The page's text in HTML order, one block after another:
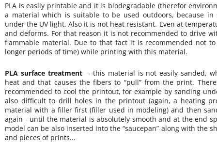
PLA is easily printable and it is biodegradable (therefor
a material which is suitable to be used outdoors, because
under the UV light. Also it is not heat resistant. Even at
and deforms. For that reason it is not recommended to drive
flammable material. Due to that fact it is recommended not
longer periods of time) while printing with this material.
PLA surface treatment- this material is not easily sanded,
heat and that causes the fibers to “pull” from the print.
recommended to cool the printout, for example by sanding
also difficult to drill holes in the printout (again, a heating
material with a filler first (filler used in modeling) and then
again - until the material is absolutely smooth and at the end
model can be also inserted into the “saucepan” along with the
and pieces of prints...